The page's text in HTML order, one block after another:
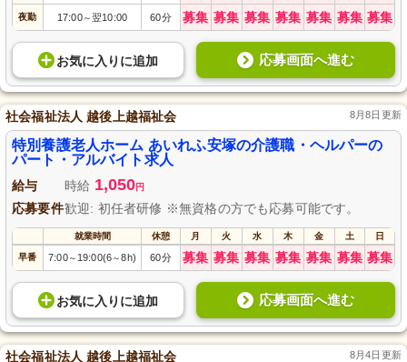
夜勤 17:00～翌10:00 60分 募集 募集 募集 募集 募集 募集 募集
お気に入り に追加 応募画面へ進む
社会福祉法人 越後上越福祉会 8月8日更新
特別養護老人ホーム あいれふ安塚の介護職・ヘルパーの
パート・アルバイト求人
給与 時給 1,050円
応募要件歓迎: 初任者研修 ※無資格の方でも応募可能です。
就業時間 休憩 月 火 水 木 金 土 日
早番 7:00～ 19:00(6～8h) 60分 募集 募集 募集 募集 募集 募集 募集
お気に入り に追加 応募画面へ進む
社会福祉法人 越後上越福祉会 8月4日更新